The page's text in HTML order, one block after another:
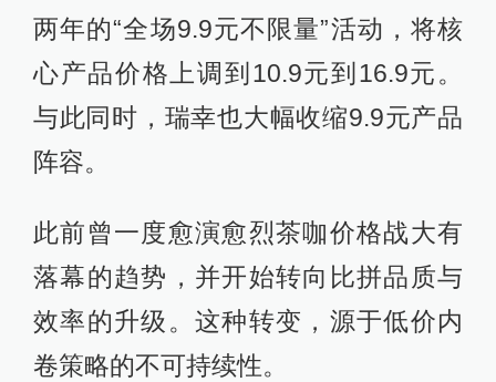
两年的“全场9.9元不限量”活动，将核
心产品价格上调到10.9元到16.9元。
与此同时，瑞幸也大幅收缩9.9元产品
阵容。
此前曾一度愈演愈烈茶咖价格战大有
落幕的趋势，并开始转向比拼品质与
效率的升级。这种转变，源于低价内
卷策略的不可持续性。